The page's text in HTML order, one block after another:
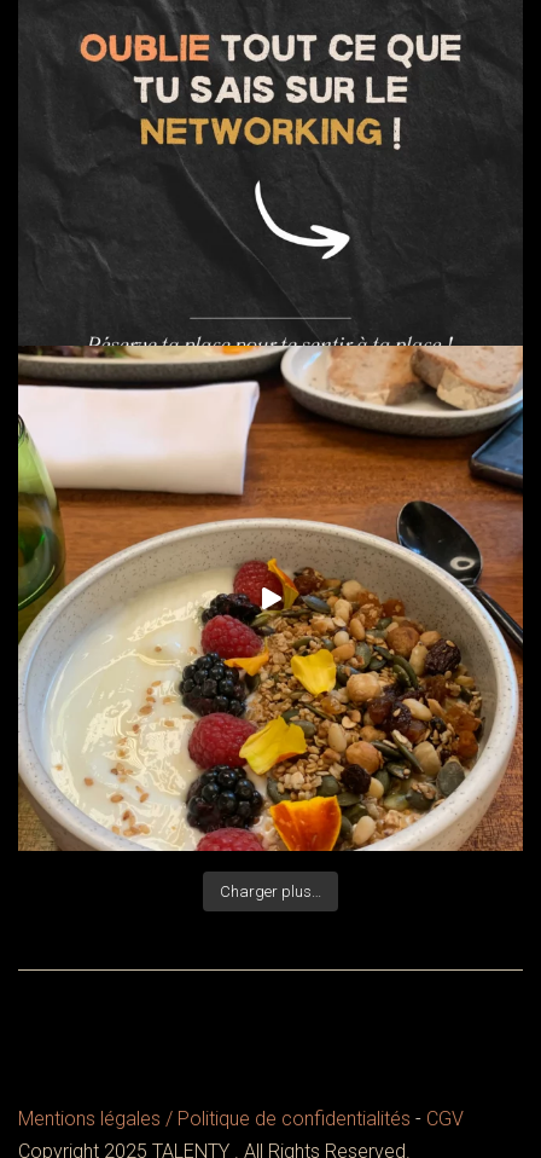
Charger plus…
Mentions légales / Politique de confidentialités - CGV
Copyright 2025 TALENTY . All Rights Reserved.